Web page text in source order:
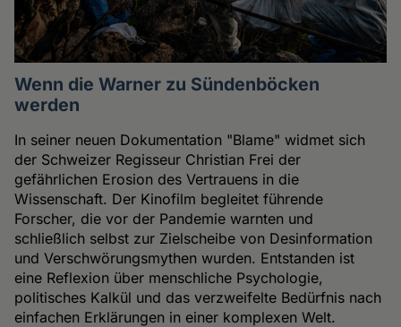
Wenn die Warner zu Sündenböcken
werden
In seiner neuen Dokumentation "Blame" widmet sich
der Schweizer Regisseur Christian Frei der
gefährlichen Erosion des Vertrauens in die
Wissenschaft. Der Kinofilm begleitet führende
Forscher, die vor der Pandemie warnten und
schließlich selbst zur Zielscheibe von Desinformation
und Verschwörungsmythen wurden. Entstanden ist
eine Reflexion über menschliche Psychologie,
politisches Kalkül und das verzweifelte Bedürfnis nach
einfachen Erklärungen in einer komplexen Welt.